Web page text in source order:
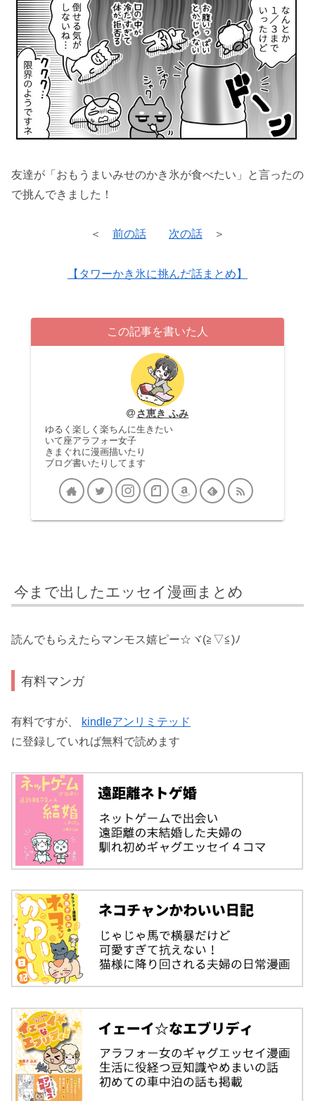
友達が「おもうまいみせのかき氷が食べたい」と言ったの
で挑んできました！
＜ 前の話 次の話 ＞
【タワーかき氷に挑んだ話まとめ】
この記事を書いた人
さ恵き ふみ
ゆるく楽しく楽ちんに生きたい
いて座アラフォー女子
きまぐれに漫画描いたり
ブログ書いたりしてます
今まで出したエッセイ漫画まとめ
読んでもらえたらマンモス嬉ピー☆ヾ(≧▽≦)ﾉ
有料マンガ
有料ですが、
kindleアンリミテッド
に登録していれば無料で読めます